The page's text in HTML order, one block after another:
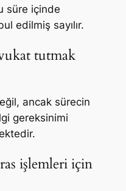
süre içinde
edilmiş sayılır.
tutmak
ancak sürecin
gereksinimi
işlemleri için